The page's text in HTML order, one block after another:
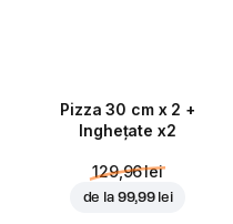
Pizza 30 cm x 2 +
Inghețate x2
129,96 lei
de la 99,99 lei